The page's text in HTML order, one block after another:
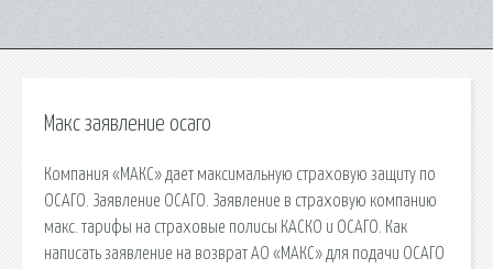
Макс заявление осаго
Компания «МАКС» дает максимальную страховую защиту по
ОСАГО. Заявление ОСАГО. Заявление в страховую компанию
макс. тарифы на страховые полисы КАСКО и ОСАГО. Как
написать заявление на возврат АО «МАКС» для подачи ОСАГО